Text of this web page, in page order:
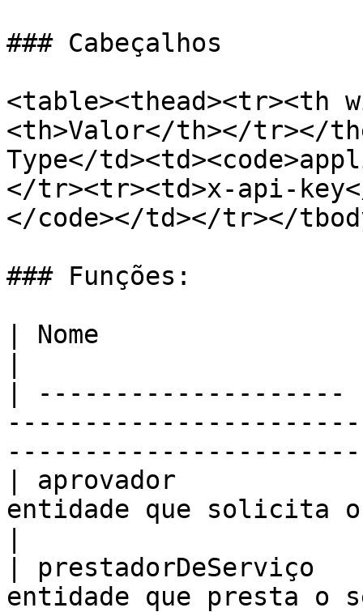
### Cabeçalhos
<table><thead><tr><th
<th>Valor</th></tr></
Type</
</tr><tr><td>x-api-key</
</code></td></tr></
### Funções:
| Nome                 |
|
| aprovador            |
entidade que solicita
| prestadorDeServiço
entidade que presta o